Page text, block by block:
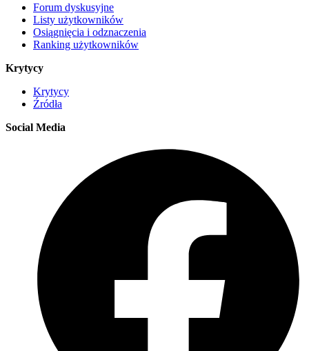
Forum dyskusyjne
Listy użytkowników
Osiągnięcia i odznaczenia
Ranking użytkowników
Krytycy
Krytycy
Źródła
Social Media